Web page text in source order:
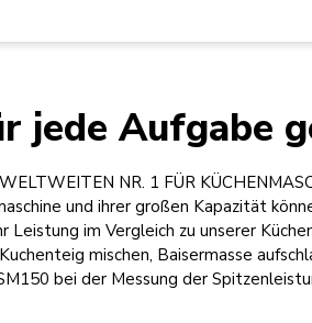
jede Aufgabe
NR. 1 FÜR
und ihrer großen Kapazität
im Vergleich zu unserer
mischen, Baisermasse
bei der Messung der